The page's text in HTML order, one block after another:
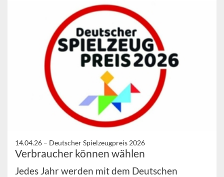
14.04.26 – Deutscher Spielzeugpreis 2026
Verbraucher können wählen
Jedes Jahr werden mit dem Deutschen